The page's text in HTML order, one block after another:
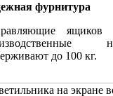
фурнитура
ящиков
до 100 кг.